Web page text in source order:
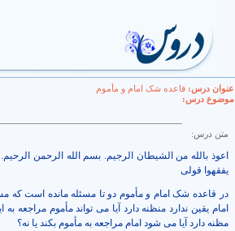
عنوان درس: قاعده شک امام و مأموم
موضوع درس:
متن درس:
اعوذ بالله من الشیطان الرجیم. بسم الله الرحمن
یفقهوا قولی
در قاعده شک امام و مأموم دو تا مسئله مانده است که
امام یقین ندارد منظنه دارد آیا می تواند مأموم مراجعه
مظنه دارد آیا می شود امام مراجعه به مأموم بکند یا نه؟